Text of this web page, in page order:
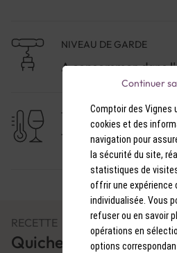
NIVEAU DE GARDE
A consommer dans
TEMPÉRATURE DE
11-12°C
RECETTE
Quiche au Saumon
Comptoir des Vignes
cookies et des
navigation pour
la sécurité du site,
statistiques de
offrir une expérience
individualisée. Vous
refuser ou en savoir
opérations en
options
Continuer